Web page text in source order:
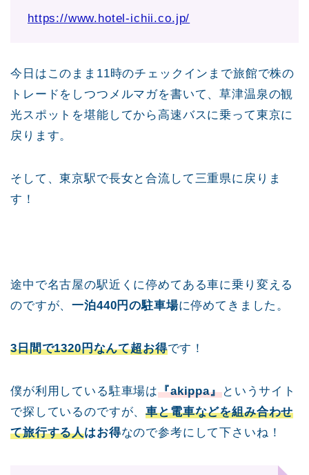
https://www.hotel-ichii.co.jp/
今日はこのまま11時のチェックインまで旅館で株の
トレードをしつつメルマガを書いて、草津温泉の観
光スポットを堪能してから高速バスに乗って東京に
戻ります。
そして、東京駅で長女と合流して三重県に戻りま
す！
途中で名古屋の駅近くに停めてある車に乗り変える
のですが、一泊440円の駐車場に停めてきました。
3日間で1320円なんて超お得です！
僕が利用している駐車場は『akippa』というサイト
で探しているのですが、車と電車などを組み合わせ
て旅行する人はお得なので参考にして下さいね！